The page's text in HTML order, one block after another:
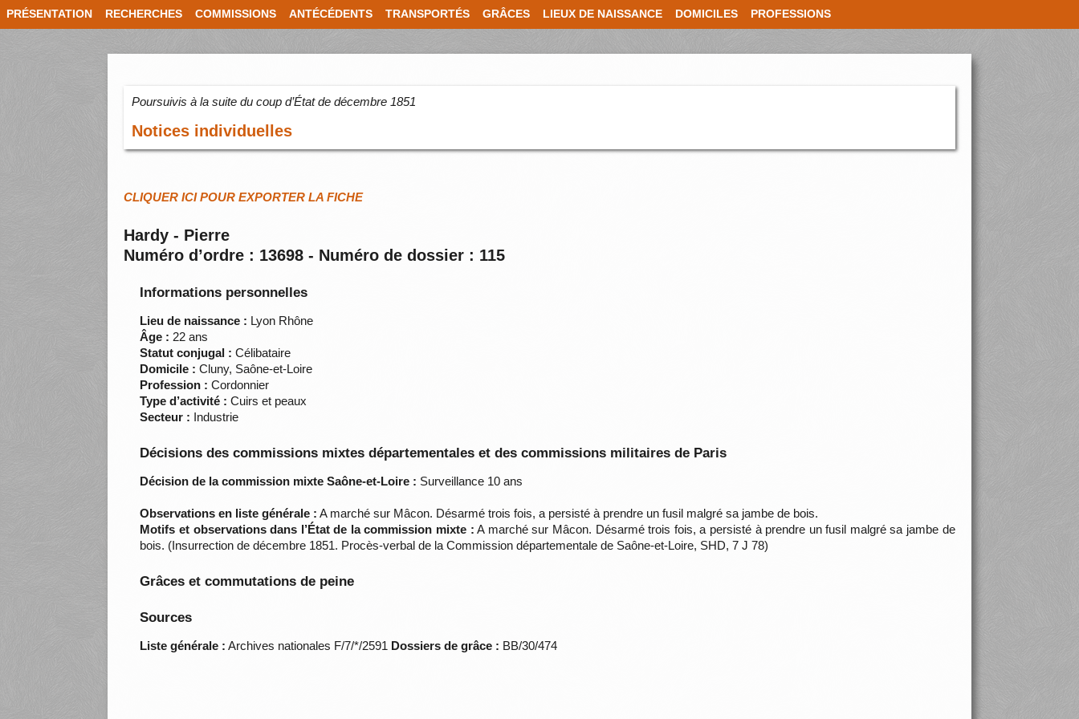
PRÉSENTATION RECHERCHES COMMISSIONS ANTÉCÉDENTS TRANSPORTÉS GRÂCES LIEUX DE NAISSANCE DOMICILES PROFESSIONS
Poursuivis à la suite du coup d’État de décembre 1851
Notices individuelles
CLIQUER ICI POUR EXPORTER LA FICHE
Hardy - Pierre
Numéro d’ordre : 13698 - Numéro de dossier : 115
Informations personnelles
Lieu de naissance : Lyon Rhône
Âge : 22 ans
Statut conjugal : Célibataire
Domicile : Cluny, Saône-et-Loire
Profession : Cordonnier
Type d’activité : Cuirs et peaux
Secteur : Industrie
Décisions des commissions mixtes départementales et des commissions militaires de Paris
Décision de la commission mixte Saône-et-Loire : Surveillance 10 ans
Observations en liste générale : A marché sur Mâcon. Désarmé trois fois, a persisté à prendre un fusil malgré sa jambe de bois.
Motifs et observations dans l’État de la commission mixte : A marché sur Mâcon. Désarmé trois fois, a persisté à prendre un fusil malgré sa jambe de
bois. (Insurrection de décembre 1851. Procès-verbal de la Commission départementale de Saône-et-Loire, SHD, 7 J 78)
Grâces et commutations de peine
Sources
Liste générale : Archives nationales F/7/*/2591 Dossiers de grâce : BB/30/474